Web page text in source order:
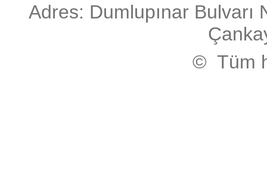
Adres: Dumlupınar
© Tüm